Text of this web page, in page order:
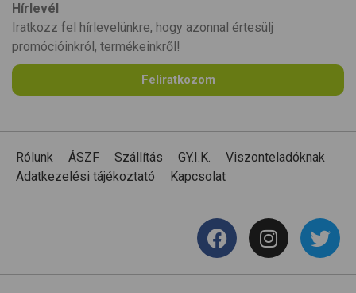
Hírlevél
Iratkozz fel hírlevelünkre, hogy azonnal értesülj
promócióinkról, termékeinkről!
Feliratkozom
Rólunk ÁSZF Szállítás GY.I.K.
Viszonteladóknak
Adatkezelési tájékoztató
Kapcsolat